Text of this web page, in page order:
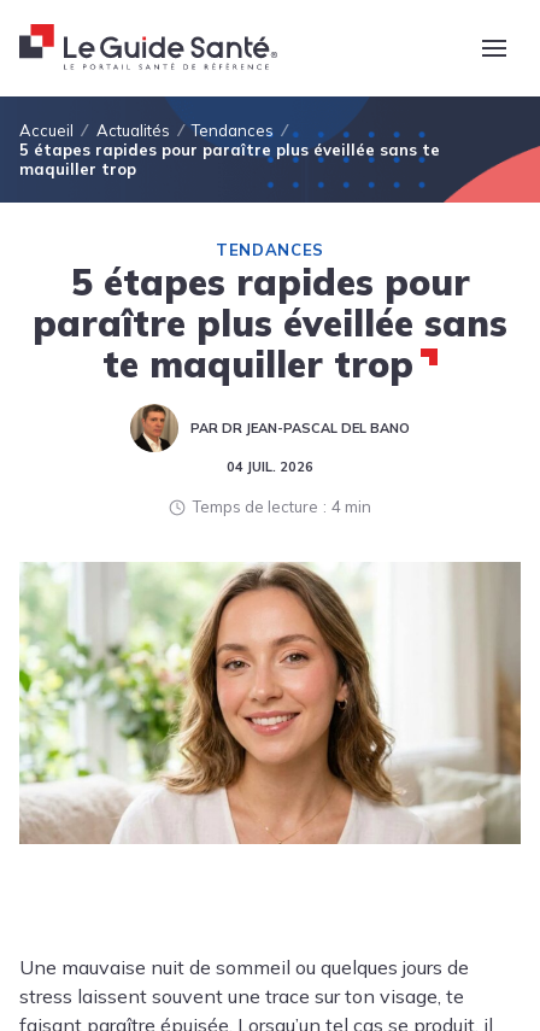
Fil d'Ariane
Accueil Actualités
Tendances
5 étapes rapides pour paraître plus éveillée sans te
maquiller trop
TENDANCES
5 étapes rapides pour
paraître plus éveillée sans
te maquiller trop
PAR DR JEAN-PASCAL DEL BANO
04 JUIL. 2026
Temps de lecture 4 min
Une mauvaise nuit de sommeil ou quelques jours de
stress laissent souvent une trace sur ton visage, te
faisant paraître épuisée. Lorsqu’un tel cas se produit, il